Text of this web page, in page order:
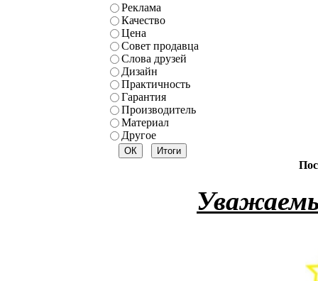
Реклама
Качество
Цена
Совет продавца
Слова друзей
Дизайн
Практичность
Гарантия
Производитель
Материал
Другое